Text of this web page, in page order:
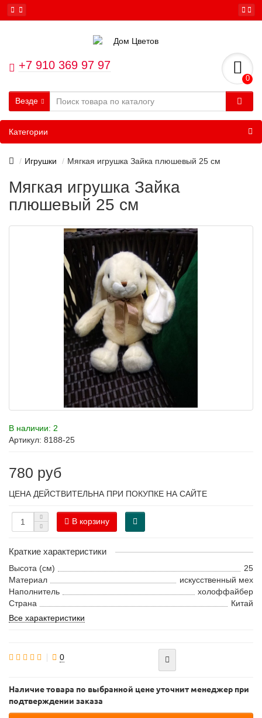
+7 910 369 97 97
0
Везде
Категории
Игрушки Мягкая игрушка Зайка плюшевый 25 см
Мягкая игрушка Зайка
плюшевый 25 см
В наличии: 2
Артикул: 8188-25
780 руб
ЦЕНА ДЕЙСТВИТЕЛЬНА ПРИ ПОКУПКЕ НА САЙТЕ
В корзину
Краткие характеристики
Высота (см)
25
Материал
искусственный мех
Наполнитель
холоффайбер
Страна
Китай
Все характеристики
0
Наличие товара по выбранной цене уточнит менеджер при
подтверждении заказа